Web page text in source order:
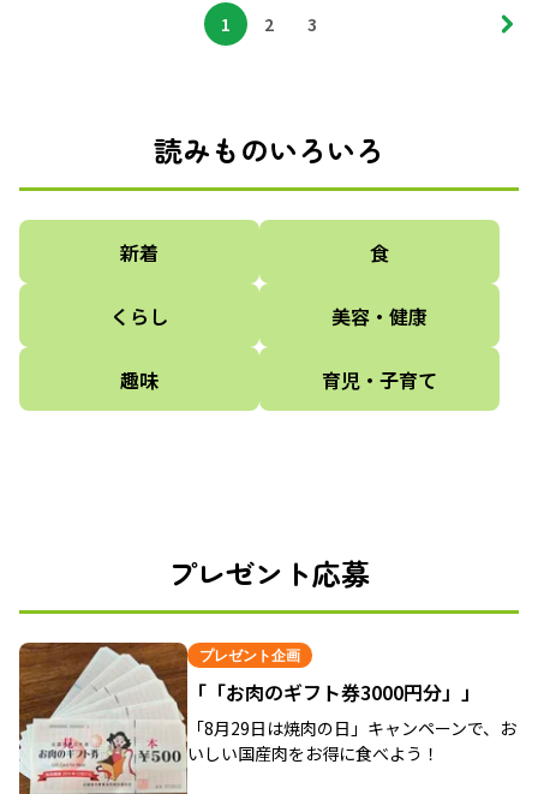
1 2 3
読みものいろいろ
新着 食
くらし 美容・健康
趣味 育児・子育て
プレゼント応募
プレゼント企画
「「お肉のギフト券3000円分」」
「8月29日は焼肉の日」キャンペーンで、お
いしい国産肉をお得に食べよう！